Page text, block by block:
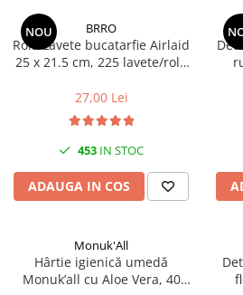
Cutii postale
Electronice si electrocasnice
Incalzire si racire
Usi si porti
Constructii
Accesorii gips carton
Accesorii gresie si faianta
Accesorii pentru faianta, gresie si
Accesorii polizare si slefuire
Accesorii vopsire si tencuire
NOU BRRO
Rola Lavete bucatarfie Airlaid
25 x 21.5 cm, 225 lavete/rola
27,00 Lei
453 IN STOC
ADAUGA IN COS
Monuk'All
Hârtie igienică umedă
Monuk’all cu Aloe Vera, 40